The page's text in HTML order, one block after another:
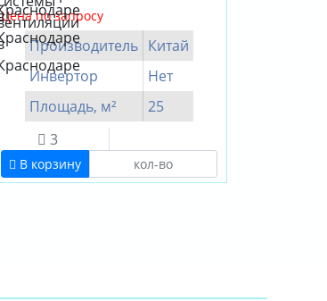
Цена по запросу
Производитель Китай
Инвертор
Нет
Площадь, м²
25
3
В корзину